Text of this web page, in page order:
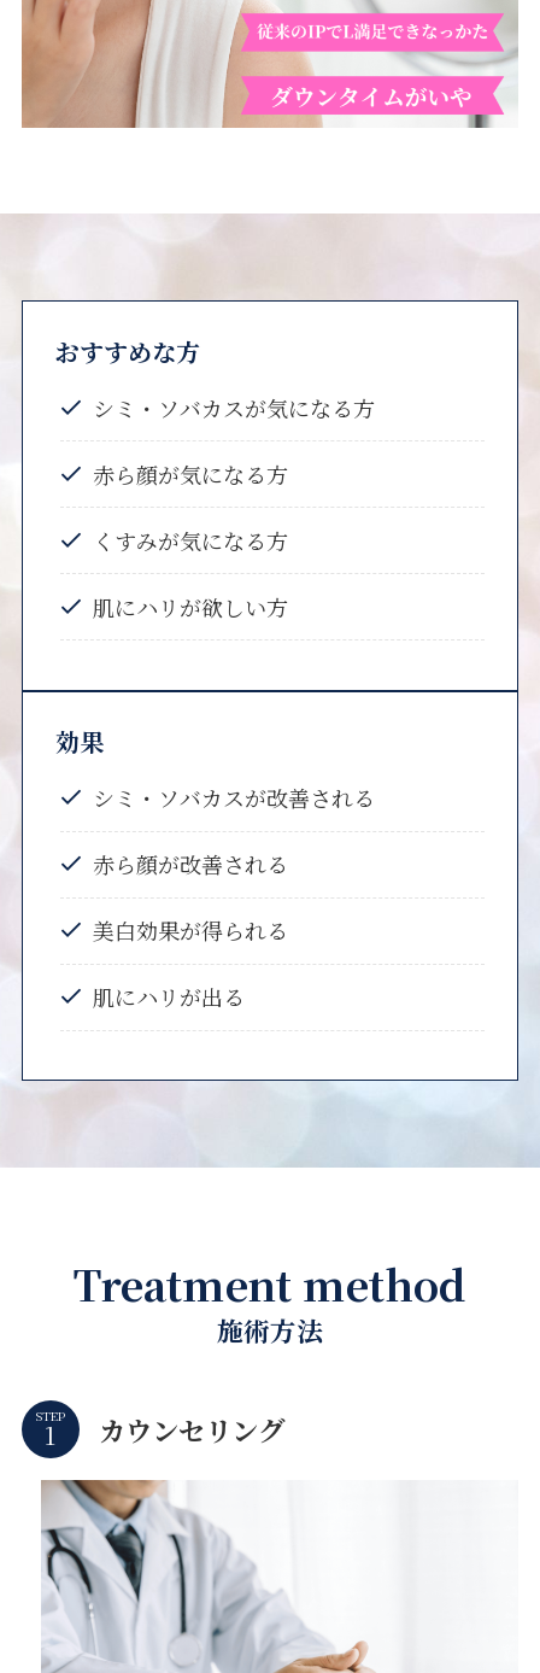
おすすめな方
シミ・ソバカスが気になる方
赤ら顔が気になる方
くすみが気になる方
肌にハリが欲しい方
効果
シミ・ソバカスが改善される
赤ら顔が改善される
美白効果が得られる
肌にハリが出る
Treatment method
施術方法
STEP カウンセリング